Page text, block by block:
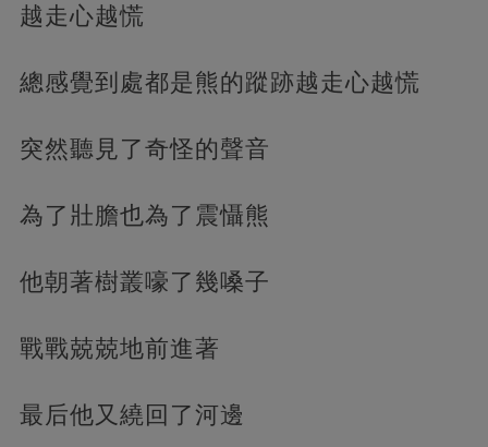
越走心越慌
總感覺到處都是熊的蹤跡越走心越慌
突然聽見了奇怪的聲音
為了壯膽也為了震懾熊
他朝著樹叢嚎了幾嗓子
戰戰兢兢地前進著
最后他又繞回了河邊